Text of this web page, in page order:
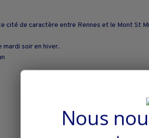
cité de caractère entre Rennes et le Mont St
mardi soir en hiver.
Nous